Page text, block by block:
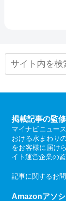
掲載記事の監
マイナビニュー
おける水まわり
をお客様に届け
イト運営企業の
記事に関するお
Amazonアソ